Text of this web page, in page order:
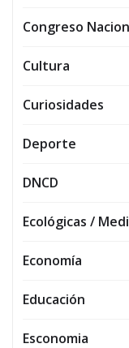
Congreso
Cultura
Curiosidades
Deporte
DNCD
Ecológicas /
Economía
Educación
Esconomia